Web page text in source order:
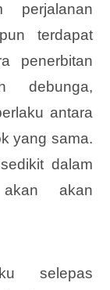
perjalanan
terdapat
penerbitan
debunga,
antara
yang sama.
dalam
akan
selepas